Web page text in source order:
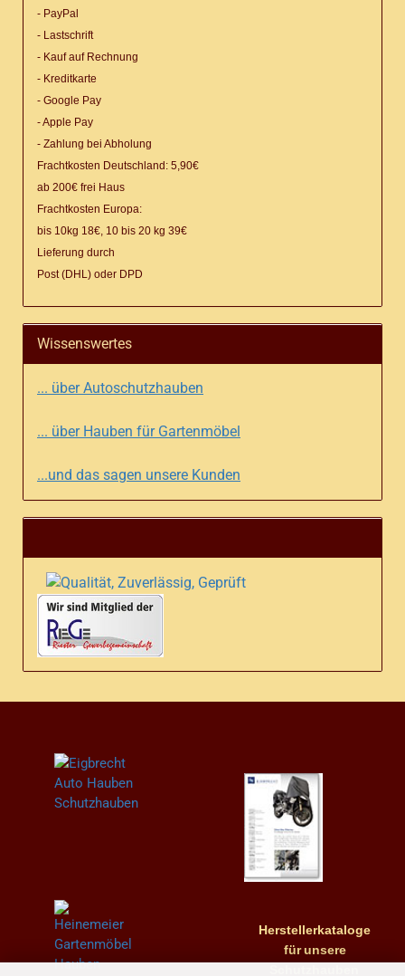
- PayPal
- Lastschrift
- Kauf auf Rechnung
- Kreditkarte
- Google Pay
- Apple Pay
- Zahlung bei Abholung
Frachtkosten Deutschland: 5,90€
ab 200€ frei Haus
Frachtkosten Europa:
bis 10kg 18€, 10 bis 20 kg 39€
Lieferung durch
Post (DHL) oder DPD
Wissenswertes
... über Autoschutzhauben
... über Hauben für Gartenmöbel
...und das sagen unsere Kunden
Herstellerkataloge
fürunsere